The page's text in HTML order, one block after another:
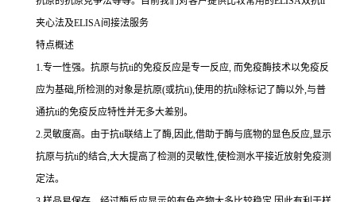
夹心法及ELISA间接法服务
特点概述
1.专一性强。抗原与抗ti的免疫反应是专一反应, 而免疫酶技术以免疫反
应为基础,所检测的对象是抗原(或抗ti),使用的抗ti除标记了酶以外,与普
通抗ti的免疫反应特性并无多大差别。
2.灵敏度高。由于抗ti联结上了酶,因此,借助于酶与底物的显色反应,显示
抗原与抗ti的结合,大大提高了检测的灵敏性,使检测水平接近放射免疫测
定法。